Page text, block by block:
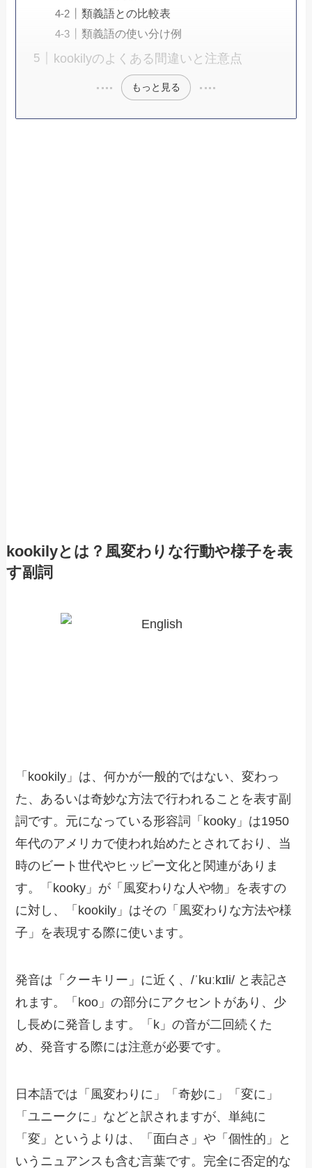
類義語との比較表
類義語の使い分け例
kookilyのよくある間違いと注意点
もっと見る
kookilyとは？風変わりな行動や様子を表
す副詞
「kookily」は、何かが一般的ではない、変わっ
た、あるいは奇妙な方法で行われることを表す副
詞です。元になっている形容詞「kooky」は1950
年代のアメリカで使われ始めたとされており、当
時のビート世代やヒッピー文化と関連がありま
す。「kooky」が「風変わりな人や物」を表すの
に対し、「kookily」はその「風変わりな方法や様
子」を表現する際に使います。
発音は「クーキリー」に近く、/ˈkuːkɪli/ と表記さ
れます。「koo」の部分にアクセントがあり、少
し長めに発音します。「k」の音が二回続くた
め、発音する際には注意が必要です。
日本語では「風変わりに」「奇妙に」「変に」
「ユニークに」などと訳されますが、単純に
「変」というよりは、「面白さ」や「個性的」と
いうニュアンスも含む言葉です。完全に否定的な